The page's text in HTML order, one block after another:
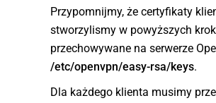
Przypomnijmy, że certyfikaty
stworzylismy w powyższych
przechowywane na serwerze
/etc/openvpn/easy-rsa/keys.
Dla każdego klienta musimy